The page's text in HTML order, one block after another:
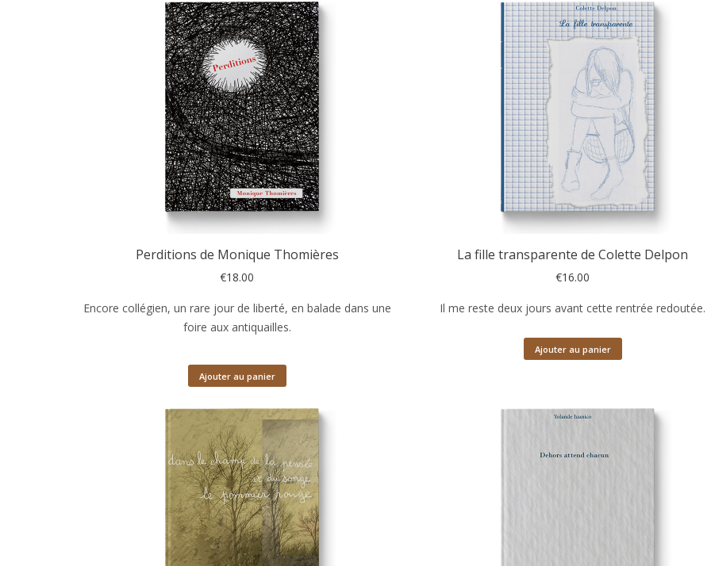
Perditions de Monique Thomières
€18.00
Encore collégien, un rare jour de liberté, en balade dans une
foire aux antiquailles.
Ajouter au panier
La fille transparente de Colette Delpon
€16.00
Il me reste deux jours avant cette rentrée redoutée.
Ajouter au panier